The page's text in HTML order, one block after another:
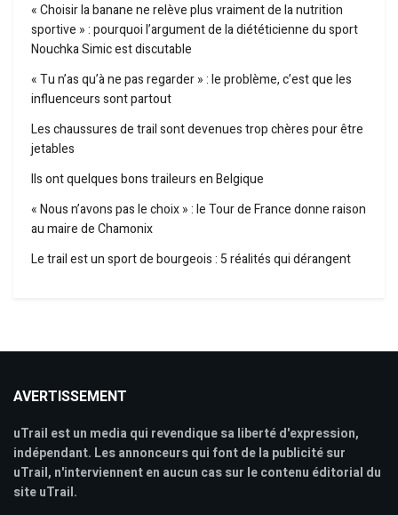
« Choisir la banane ne relève plus vraiment de la nutrition
sportive » : pourquoi l’argument de la diététicienne du sport
Nouchka Simic est discutable
« Tu n’as qu’à ne pas regarder » : le problème, c’est que les
influenceurs sont partout
Les chaussures de trail sont devenues trop chères pour être
jetables
Ils ont quelques bons traileurs en Belgique
« Nous n’avons pas le choix » : le Tour de France donne raison
au maire de Chamonix
Le trail est un sport de bourgeois : 5 réalités qui dérangent
AVERTISSEMENT
uTrail est un media qui revendique sa liberté d'expression,
indépendant. Les annonceurs qui font de la publicité sur
uTrail, n'interviennent en aucun cas sur le contenu éditorial du
site uTrail.